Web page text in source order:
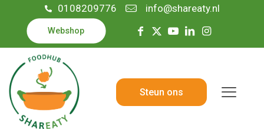
0108209776 info@shareaty.nl
Webshop
Steun ons